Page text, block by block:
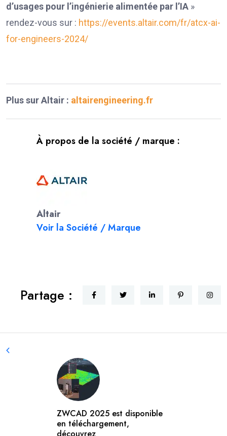
d’usages pour l’ingénierie alimentée par l’IA »
rendez-vous sur : https://events.altair.com/fr/atcx-ai-
for-engineers-2024/
Plus sur Altair : altairengineering.fr
À propos de la société / marque :
Altair
Voir la Société / Marque
Partage :
ZWCAD 2025 est disponible
en téléchargement,
découvrez